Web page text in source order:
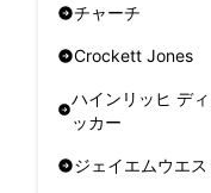
チャーチ
Crockett Jones
ハインリッヒ デ
ッカー
ジェイエムウエス